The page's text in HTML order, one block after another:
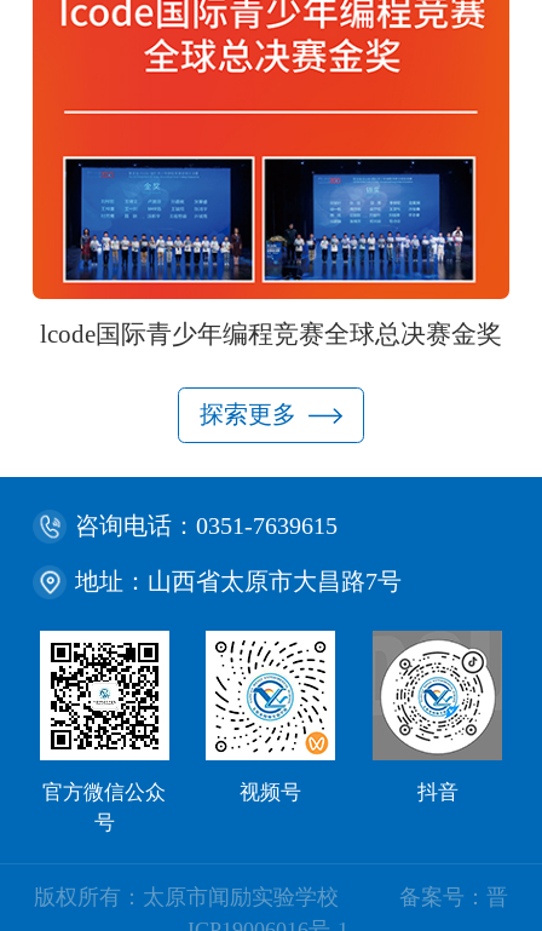
lcode国际青少年编程竞赛全球总决赛金奖
探索更多
咨询电话：0351-7639615
地址：山西省太原市大昌路7号
官方微信公众
号
视频号 抖音
版权所有：太原市闻励实验学校 备案号：晋